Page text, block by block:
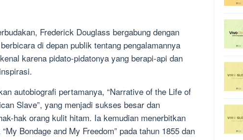
Frederick Douglass bergabung dengan
di depan publik tentang pengalamannya
karena pidato-pidatonya yang berapi-api dan
autobiografi pertamanya, “Narrative of the Life of
Slave”, yang menjadi sukses besar dan
hak orang kulit hitam. Ia kemudian menerbitkan
Bondage and My Freedom” pada tahun 1855 dan